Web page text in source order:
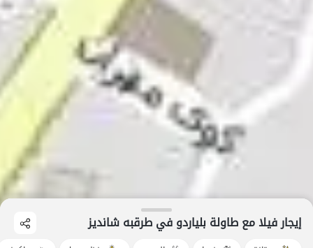
إيجار فيلا مع طاولة بلياردو في طرقبه شاندیز